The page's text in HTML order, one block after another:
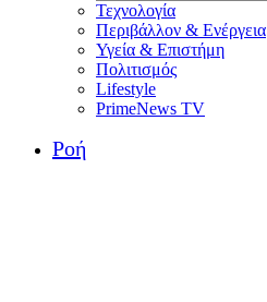
Τεχνολογία
Περιβάλλον & Ενέργεια
Υγεία & Επιστήμη
Πολιτισμός
Lifestyle
PrimeNews TV
Ροή